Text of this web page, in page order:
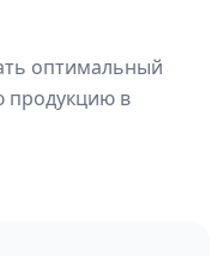
оптимальный
продукцию в